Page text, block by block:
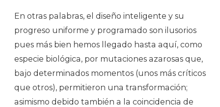
En otras palabras, el diseño inteligente y su
progreso uniforme y programado son ilusorios
pues más bien hemos llegado hasta aquí, como
especie biológica, por mutaciones azarosas que,
bajo determinados momentos (unos más críticos
que otros), permitieron una transformación;
asimismo debido también a la coincidencia de